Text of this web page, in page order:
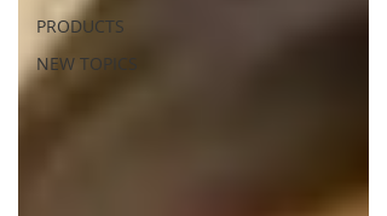
PRODUCTS
NEW TOPICS